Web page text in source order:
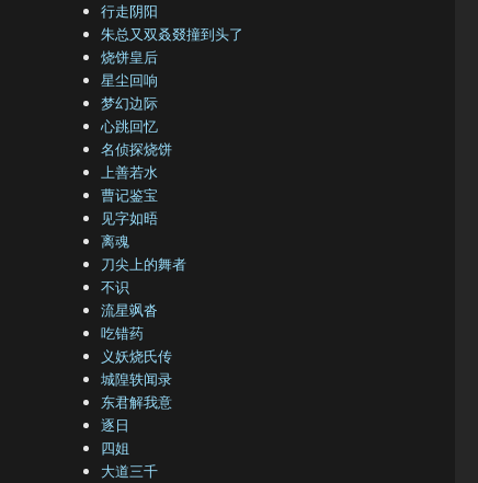
行走阴阳
朱总又双叒叕撞到头了
烧饼皇后
星尘回响
梦幻边际
心跳回忆
名侦探烧饼
上善若水
曹记鉴宝
见字如晤
离魂
刀尖上的舞者
不识
流星飒沓
吃错药
义妖烧氏传
城隍轶闻录
东君解我意
逐日
四姐
大道三千